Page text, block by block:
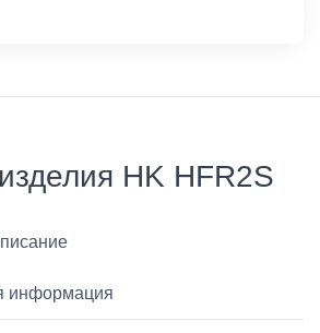
HK HFR2S
информация